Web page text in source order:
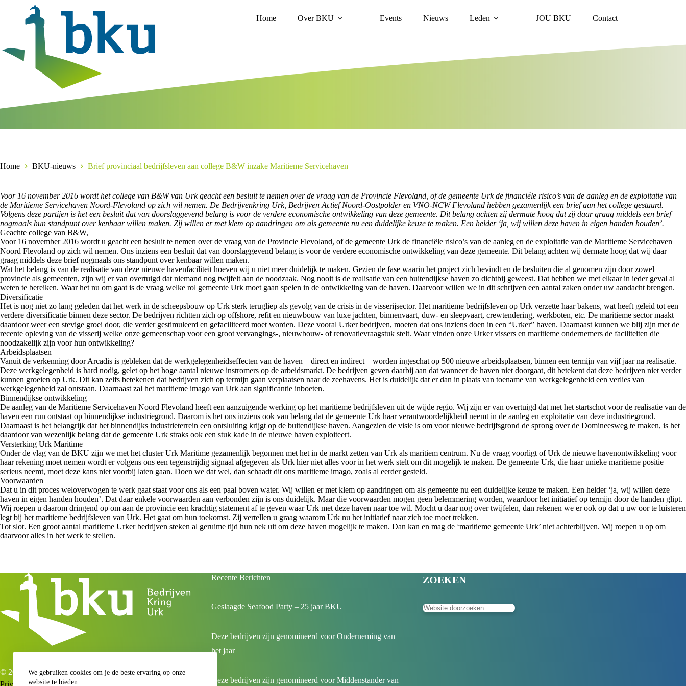
We gebruiken cookies om je de beste ervaring op onze
website te bieden.
Home Over BKU Events Nieuws Leden JOU BKU Contact
Home BKU-nieuws Brief provinciaal bedrijfsleven aan college B&W inzake Maritieme Servicehaven
Voor 16 november 2016 wordt het college van B&W van Urk geacht een besluit te nemen over de vraag van de Provincie Flevoland, of de gemeente Urk de financiële risico’s van de aanleg en de exploitatie van
de Maritieme Servicehaven Noord-Flevoland op zich wil nemen. De Bedrijvenkring Urk, Bedrijven Actief Noord-Oostpolder en VNO-NCW Flevoland hebben gezamenlijk een brief aan het college gestuurd.
Volgens deze partijen is het een besluit dat van doorslaggevend belang is voor de verdere economische ontwikkeling van deze gemeente. Dit belang achten zij dermate hoog dat zij daar graag middels een brief
nogmaals hun standpunt over kenbaar willen maken. Zij willen er met klem op aandringen om als gemeente nu een duidelijke keuze te maken. Een helder ‘ja, wij willen deze haven in eigen handen houden’.
Geachte college van B&W,
Voor 16 november 2016 wordt u geacht een besluit te nemen over de vraag van de Provincie Flevoland, of de gemeente Urk de financiële risico’s van de aanleg en de exploitatie van de Maritieme Servicehaven
Noord Flevoland op zich wil nemen. Ons inziens een besluit dat van doorslaggevend belang is voor de verdere economische ontwikkeling van deze gemeente. Dit belang achten wij dermate hoog dat wij daar
graag middels deze brief nogmaals ons standpunt over kenbaar willen maken.
Wat het belang is van de realisatie van deze nieuwe havenfaciliteit hoeven wij u niet meer duidelijk te maken. Gezien de fase waarin het project zich bevindt en de besluiten die al genomen zijn door zowel
provincie als gemeenten, zijn wij er van overtuigd dat niemand nog twijfelt aan de noodzaak. Nog nooit is de realisatie van een buitendijkse haven zo dichtbij geweest. Dat hebben we met elkaar in ieder geval al
weten te bereiken. Waar het nu om gaat is de vraag welke rol gemeente Urk moet gaan spelen in de ontwikkeling van de haven. Daarvoor willen we in dit schrijven een aantal zaken onder uw aandacht brengen.
Diversificatie
Het is nog niet zo lang geleden dat het werk in de scheepsbouw op Urk sterk terugliep als gevolg van de crisis in de visserijsector. Het maritieme bedrijfsleven op Urk verzette haar bakens, wat heeft geleid tot een
verdere diversificatie binnen deze sector. De bedrijven richtten zich op offshore, refit en nieuwbouw van luxe jachten, binnenvaart, duw- en sleepvaart, crewtendering, werkboten, etc. De maritieme sector maakt
daardoor weer een stevige groei door, die verder gestimuleerd en gefaciliteerd moet worden. Deze vooral Urker bedrijven, moeten dat ons inziens doen in een “Urker” haven. Daarnaast kunnen we blij zijn met de
recente opleving van de visserij welke onze gemeenschap voor een groot vervangings-, nieuwbouw- of renovatievraagstuk stelt. Waar vinden onze Urker vissers en maritieme ondernemers de faciliteiten die
noodzakelijk zijn voor hun ontwikkeling?
Arbeidsplaatsen
Vanuit de verkenning door Arcadis is gebleken dat de werkgelegenheidseffecten van de haven – direct en indirect – worden ingeschat op 500 nieuwe arbeidsplaatsen, binnen een termijn van vijf jaar na realisatie.
Deze werkgelegenheid is hard nodig, gelet op het hoge aantal nieuwe instromers op de arbeidsmarkt. De bedrijven geven daarbij aan dat wanneer de haven niet doorgaat, dit betekent dat deze bedrijven niet verder
kunnen groeien op Urk. Dit kan zelfs betekenen dat bedrijven zich op termijn gaan verplaatsen naar de zeehavens. Het is duidelijk dat er dan in plaats van toename van werkgelegenheid een verlies van
werkgelegenheid zal ontstaan. Daarnaast zal het maritieme imago van Urk aan significantie inboeten.
Binnendijkse ontwikkeling
De aanleg van de Maritieme Servicehaven Noord Flevoland heeft een aanzuigende werking op het maritieme bedrijfsleven uit de wijde regio. Wij zijn er van overtuigd dat met het startschot voor de realisatie van de
haven een run ontstaat op binnendijkse industriegrond. Daarom is het ons inziens ook van belang dat de gemeente Urk haar verantwoordelijkheid neemt in de aanleg en exploitatie van deze industriegrond.
Daarnaast is het belangrijk dat het binnendijks industrieterrein een ontsluiting krijgt op de buitendijkse haven. Aangezien de visie is om voor nieuwe bedrijfsgrond de sprong over de Domineesweg te maken, is het
daardoor van wezenlijk belang dat de gemeente Urk straks ook een stuk kade in de nieuwe haven exploiteert.
Versterking Urk Maritime
Onder de vlag van de BKU zijn we met het cluster Urk Maritime gezamenlijk begonnen met het in de markt zetten van Urk als maritiem centrum. Nu de vraag voorligt of Urk de nieuwe havenontwikkeling voor
haar rekening moet nemen wordt er volgens ons een tegenstrijdig signaal afgegeven als Urk hier niet alles voor in het werk stelt om dit mogelijk te maken. De gemeente Urk, die haar unieke maritieme positie
serieus neemt, moet deze kans niet voorbij laten gaan. Doen we dat wel, dan schaadt dit ons maritieme imago, zoals al eerder gesteld.
Voorwaarden
Dat u in dit proces weloverwogen te werk gaat staat voor ons als een paal boven water. Wij willen er met klem op aandringen om als gemeente nu een duidelijke keuze te maken. Een helder ‘ja, wij willen deze
haven in eigen handen houden’. Dat daar enkele voorwaarden aan verbonden zijn is ons duidelijk. Maar die voorwaarden mogen geen belemmering worden, waardoor het initiatief op termijn door de handen glipt.
Wij roepen u daarom dringend op om aan de provincie een krachtig statement af te geven waar Urk met deze haven naar toe wil. Mocht u daar nog over twijfelen, dan rekenen we er ook op dat u uw oor te luisteren
legt bij het maritieme bedrijfsleven van Urk. Het gaat om hun toekomst. Zij vertellen u graag waarom Urk nu het initiatief naar zich toe moet trekken.
Tot slot. Een groot aantal maritieme Urker bedrijven steken al geruime tijd hun nek uit om deze haven mogelijk te maken. Dan kan en mag de ‘maritieme gemeente Urk’ niet achterblijven. Wij roepen u op om
daarvoor alles in het werk te stellen.
© 2023 Bedrijvenkring Urk
Recente Berichten
Geslaagde Seafood Party – 25 jaar BKU
Deze bedrijven zijn genomineerd voor Onderneming van
het jaar
Deze bedrijven zijn genomineerd voor Middenstander van
ZOEKEN